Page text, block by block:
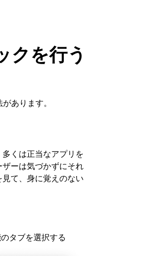
クを行う
あります。
くは正当なアプリを
ーは気づかずにそれ
て、身に覚えのない
タブを選択する